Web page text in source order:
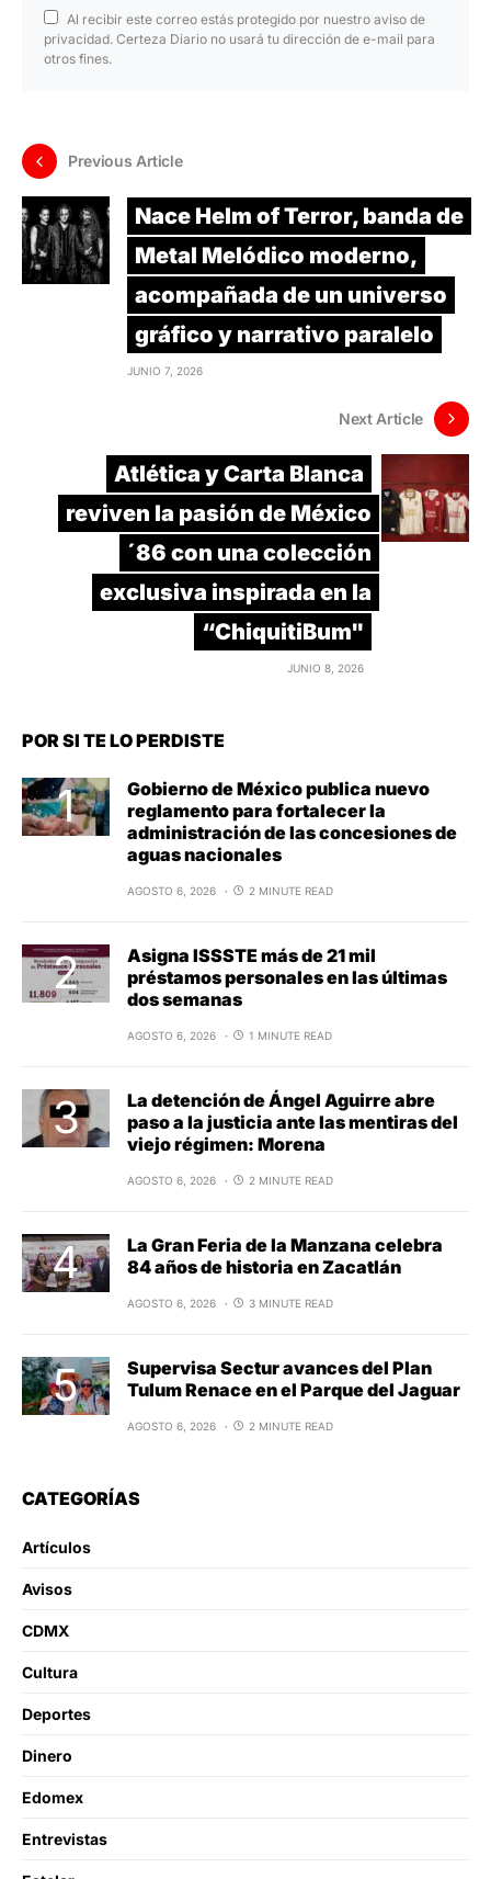
Al recibir este correo estás protegido por nuestro aviso de
privacidad. Certeza Diario no usará tu dirección de e-mail para
otros fines.
Previous Article
Nace Helm of Terror, banda de
Metal Melódico moderno,
acompañada de un universo
gráfico y narrativo paralelo
JUNIO 7, 2026
Next Article
Atlética y Carta Blanca
reviven la pasión de México
´86 con una colección
exclusiva inspirada en la
“ChiquitiBum"
JUNIO 8, 2026
POR SI TE LO PERDISTE
Gobierno de México publica nuevo
reglamento para fortalecer la
administración de las concesiones de
aguas nacionales
AGOSTO 6, 2026 2 MINUTE READ
Asigna ISSSTE más de 21 mil
préstamos personales en las últimas
dos semanas
AGOSTO 6, 2026 1 MINUTE READ
La detención de Ángel Aguirre abre
paso a la justicia ante las mentiras del
viejo régimen: Morena
AGOSTO 6, 2026 2 MINUTE READ
La Gran Feria de la Manzana celebra
84 años de historia en Zacatlán
AGOSTO 6, 2026 3 MINUTE READ
Supervisa Sectur avances del Plan
Tulum Renace en el Parque del Jaguar
AGOSTO 6, 2026 2 MINUTE READ
CATEGORÍAS
Artículos
Avisos
CDMX
Cultura
Deportes
Dinero
Edomex
Entrevistas